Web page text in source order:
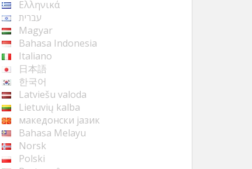
Ελληνικά
עברית
Magyar
Bahasa Indonesia
Italiano
日本語
한국어
Latviešu valoda
Lietuvių kalba
македонски јазик
Bahasa Melayu
Norsk
Polski